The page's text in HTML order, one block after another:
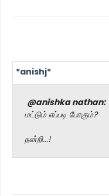
*anishj*
@anishka nathan:
மட்டும் எப்படி போகும்?
நன்றி...!